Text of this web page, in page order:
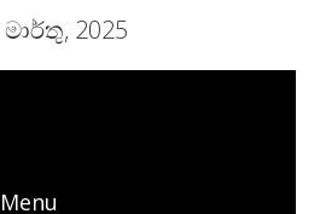
මාර්තු, 2025